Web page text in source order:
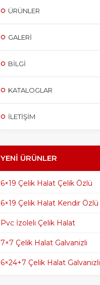
ÜRÜNLER
GALERI
BILGI
KATALOGLAR
İLETİŞİM
YENI ÜRÜNLER
6×19 Çelik Halat Çelik Özlü
6×19 Çelik Halat Kendir Özlü
Pvc İzoleli Çelik Halat
7×7 Çelik Halat Galvanizli
6×24+7 Çelik Halat Galvanizli